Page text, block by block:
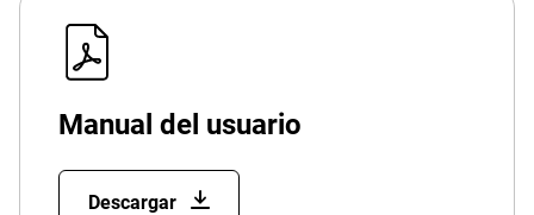
Manual del usuario
Descargar